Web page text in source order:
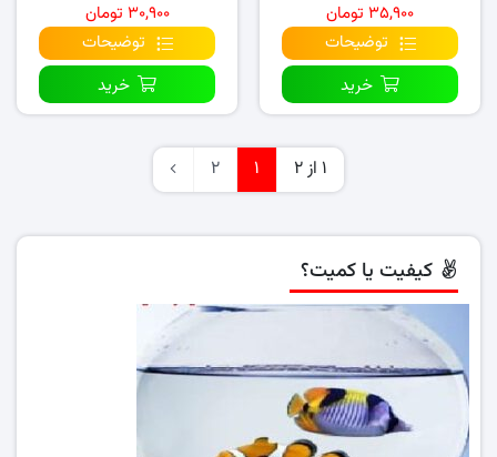
۳۵,۹۰۰ تومان
توضیحات
خرید
۳۰,۹۰۰ تومان
توضیحات
خرید
1 از 2 1
2
کیفیت یا کمیت؟